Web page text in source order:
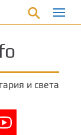
и света